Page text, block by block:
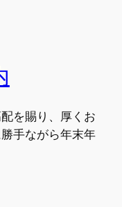
を賜り、厚くお
手ながら年末年